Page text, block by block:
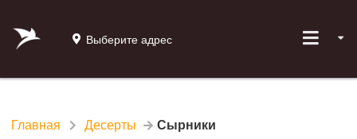
Выберите адрес
Главная Десерты Сырники